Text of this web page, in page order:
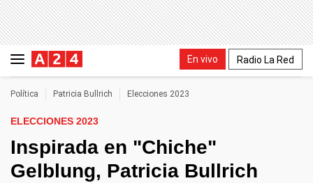
En vivo Radio La Red
Política Patricia Bullrich Elecciones 2023
ELECCIONES 2023
Inspirada en "Chiche"
Gelblung, Patricia Bullrich